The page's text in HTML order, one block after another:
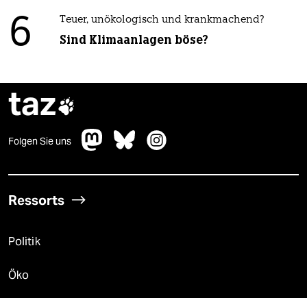
6 Teuer, unökologisch und krankmachend?
Sind Klimaanlagen böse?
taz
Folgen Sie uns
Ressorts
Politik
Öko